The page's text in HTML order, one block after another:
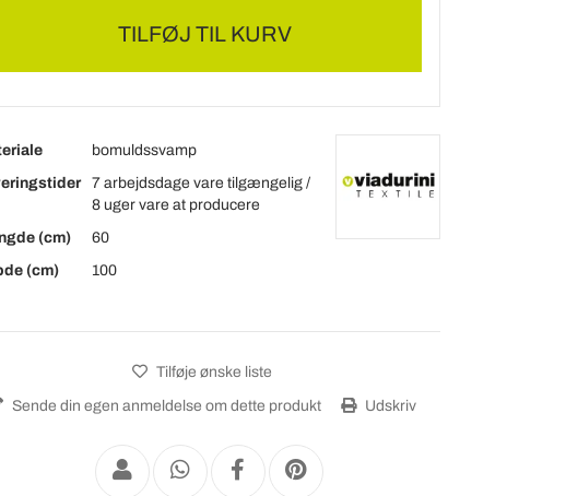
TILFØJ TIL KURV
bomuldssvamp
7 arbejdsdage vare tilgængelig /
8 uger vare at producere
(cm)
60
(cm)
100
Tilføje ønske liste
Sende din egen anmeldelse om dette produkt Udskriv